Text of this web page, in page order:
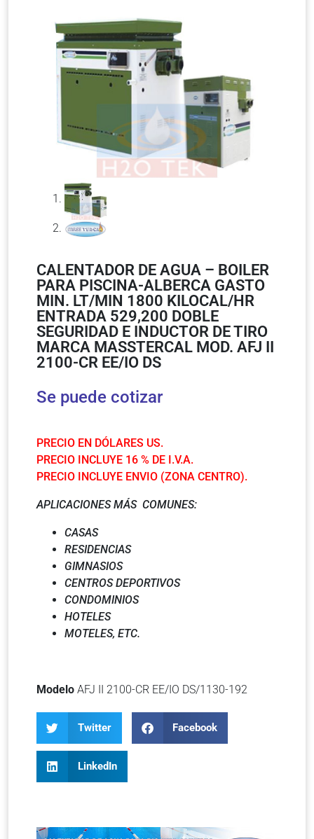
CALENTADOR DE AGUA – BOILER
PARA PISCINA-ALBERCA GASTO
MIN. LT/MIN 1800 KILOCAL/HR
ENTRADA 529,200 DOBLE
SEGURIDAD E INDUCTOR DE TIRO
MARCA MASSTERCAL MOD. AFJ II
2100-CR EE/IO DS
Se puede cotizar
PRECIO EN DÓLARES US.
PRECIO INCLUYE 16 % DE I.V.A.
PRECIO INCLUYE ENVIO (ZONA CENTRO).
APLICACIONES MÁS COMUNES:
CASAS
RESIDENCIAS
GIMNASIOS
CENTROS DEPORTIVOS
CONDOMINIOS
HOTELES
MOTELES, ETC.
Modelo AFJ II 2100-CR EE/IO DS/1130-192
Twitter Facebook
LinkedIn